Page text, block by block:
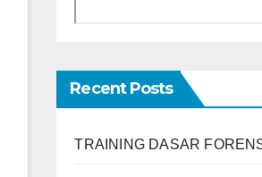
Recent Posts
TRAINING DASAR